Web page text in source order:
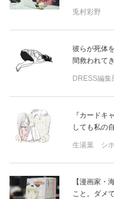
兎村彩野
彼らが死体
間救われて
DRESS編集
『カードキ
しても私の
生湯葉 シホ
【漫画家・
こと。ダメ